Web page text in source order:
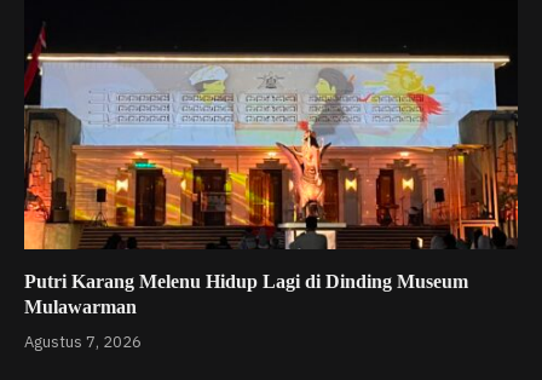
Putri Karang Melenu Hidup Lagi di Dinding Museum
Mulawarman
Agustus 7, 2026